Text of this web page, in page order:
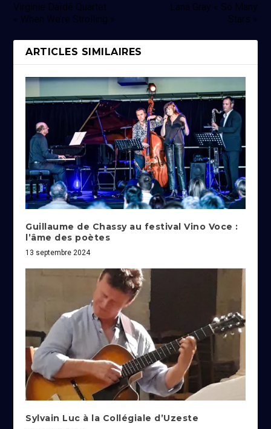
Virginie Daïdé Quartet
« When We’re Strolling »
Lana Gray « So Many
Stars »
ARTICLES SIMILAIRES
Guillaume de Chassy au festival Vino Voce :
l’âme des poètes
13 septembre 2024
Sylvain Luc à la Collégiale d’Uzeste